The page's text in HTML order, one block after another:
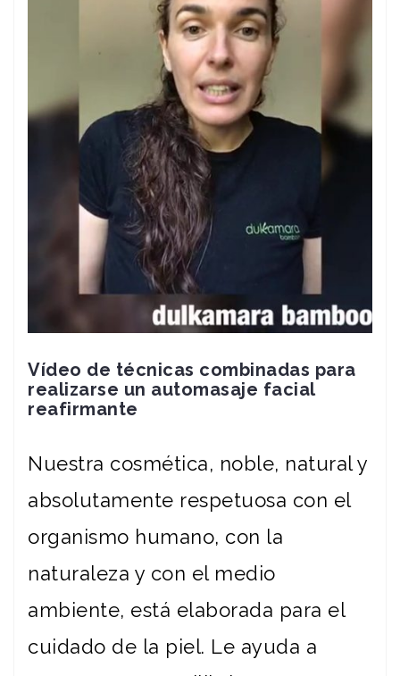
Vídeo de técnicas combinadas para
realizarse un automasaje facial
reafirmante
Nuestra cosmética, noble, natural y
absolutamente respetuosa con el
organismo humano, con la
naturaleza y con el medio
ambiente, está elaborada para el
cuidado de la piel. Le ayuda a